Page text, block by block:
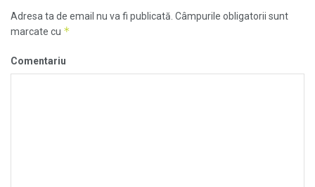
Adresa ta de email nu va fi publicată. Câmpurile obligatorii sunt
marcate cu *
Comentariu